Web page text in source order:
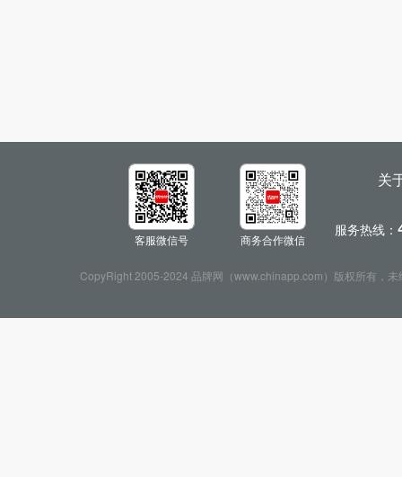
客服微信号 商务合作微信
关
服务热线：
CopyRight 2005-2024 品牌网（www.chinapp.com）版权所有，